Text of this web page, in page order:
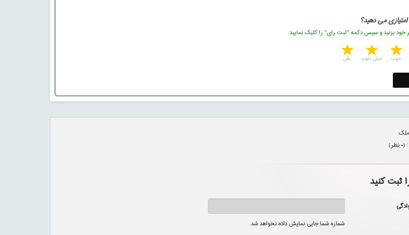
می دهید؟
خود بزنید و سپس دکمه "ثبت رای" را کلیک نمایید:
4 stars 3 stars 2 stars عالی خیلی خوب خوب
(۰نظر)
ثبت کنید
شماره شما جایی نمایش داده نخواهد شد.